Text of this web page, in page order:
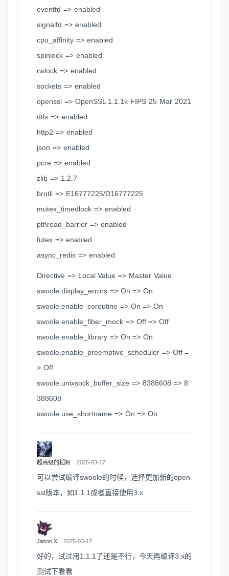
eventfd => enabled
signalfd => enabled
cpu_affinity => enabled
spinlock => enabled
rwlock => enabled
sockets => enabled
openssl => OpenSSL 1.1.1k FIPS 25 Mar 2021
dtls => enabled
http2 => enabled
json => enabled
pcre => enabled
zlib => 1.2.7
brotli => E16777225/D16777225
mutex_timedlock => enabled
pthread_barrier => enabled
futex => enabled
async_redis => enabled
Directive => Local Value => Master Value
swoole.display_errors => On => On
swoole.enable_coroutine => On => On
swoole.enable_fiber_mock => Off => Off
swoole.enable_library => On => On
swoole.enable_preemptive_scheduler => Off =
> Off
swoole.unixsock_buffer_size => 8388608 => 8
388608
swoole.use_shortname => On => On
超高级的稻姬 2025-03-17
可以尝试编译swoole的时候，选择更加新的open
ssl版本，如1.1.1或者直接使用3.x
Jason X 2025-03-17
好的，试过用1.1.1了还是不行，今天再编译3.x的
测试下看看